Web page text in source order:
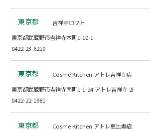
東京都
吉祥寺ロフト
東京都武蔵野市吉祥寺本町1-10-1
0422-23-6210
東京都
Cosme Kitchen アトレ吉祥寺店
東京都武蔵野市吉祥寺南町1-1-24 アトレ吉祥寺 2F
0422-22-1981
東京都
Cosme Kitchen アトレ恵比寿店